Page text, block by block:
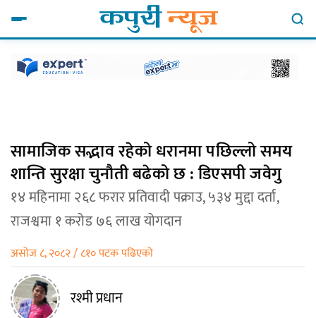
सामाजिक सद्भाव रहेको धरानमा पछिल्लो समय
शान्ति सुरक्षा चुनौती बढेको छ : डिएसपी जवेगु
१४ महिनामा २६८ फरार प्रतिवादी पक्राउ, ५३४ मुद्दा दर्ता,
राजश्वमा १ करोड ७६ लाख योगदान
असोज ८, २०८२ / ८१० पटक पढिएको
रश्मी प्रधान